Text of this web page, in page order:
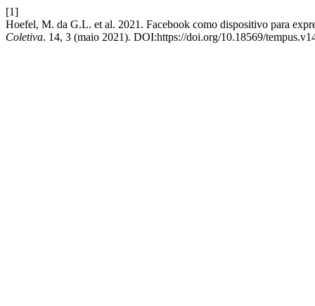
[1]
Hoefel, M. da G.L. et al. 2021. Facebook como dispositivo para
Coletiva. 14, 3 (maio 2021). DOI:https://doi.org/10.18569/